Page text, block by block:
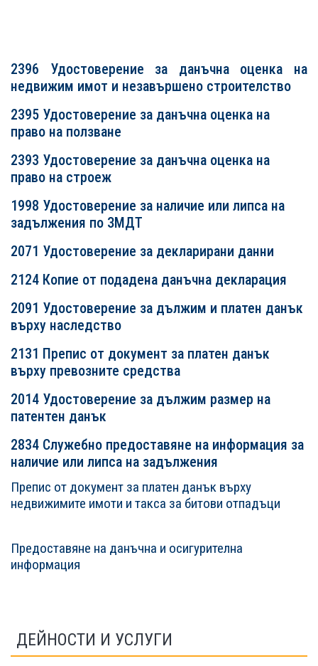
2396 Удостоверение за данъчна оценка на
недвижим имот и незавършено строителство
2395 Удостоверение за данъчна оценка на
право на ползване
2393 Удостоверение за данъчна оценка на
право на строеж
1998 Удостоверение за наличие или липса на
задължения по ЗМДТ
2071 Удостоверение за декларирани данни
2124 Копие от подадена данъчна декларация
2091 Удостоверение за дължим и платен данък
върху наследство
2131 Препис от документ за платен данък
върху превозните средства
2014 Удостоверение за дължим размер на
патентен данък
2834 Служебно предоставяне на информация за
наличие или липса на задължения
СТАТИИСТАТИИ
Препис от документ за платен данък върху
недвижимите имоти и такса за битови отпадъци
Предоставяне на данъчна и осигурителна
информация
ДЕЙНОСТИ И УСЛУГИ